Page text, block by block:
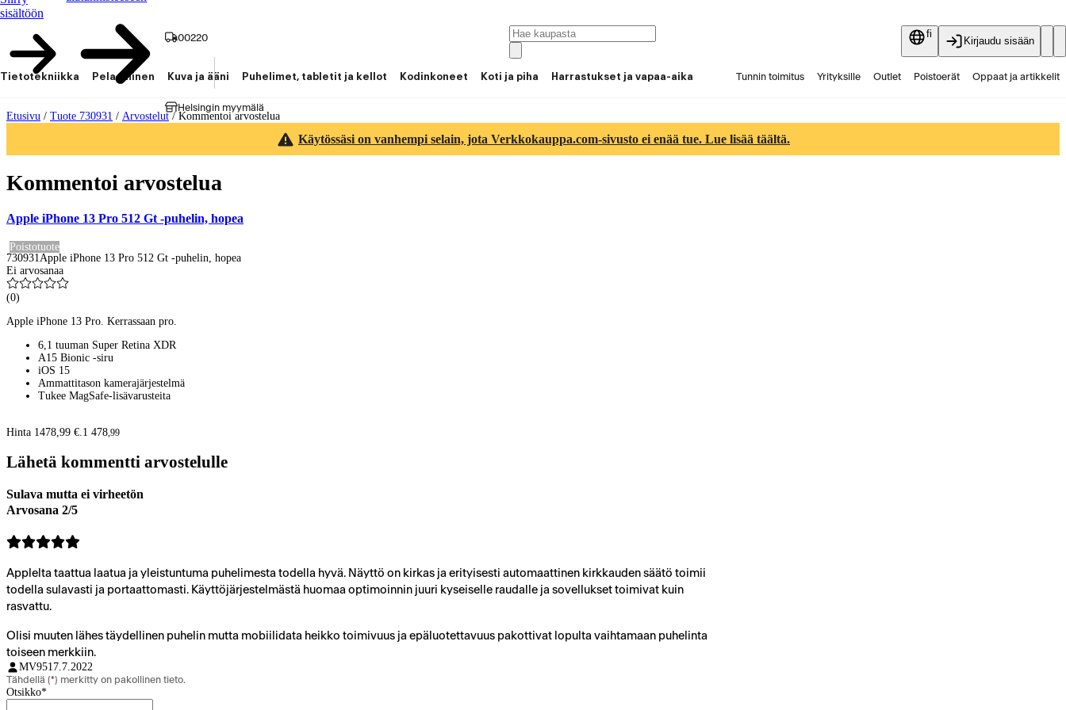
sisältöön
00220
Helsingin myymälä
fi
Kirjaudu sisään
Tietotekniikka Pelaaminen Kuva ja ääni Puhelimet, tabletit ja kellot Kodinkoneet Koti ja piha Harrastukset ja vapaa-aika Tunnin toimitus Yrityksille Outlet Poistoerät Oppaat ja artikkelit
Etusivu / Tuote 730931 / Arvostelut/ Kommentoi arvostelua
Käytössäsi on vanhempi selain, jota Verkkokauppa.com-sivusto ei enää tue. Lue lisää täältä.
Kommentoi arvostelua
Apple iPhone 13 Pro 512 Gt -puhelin, hopea
Poistotuote
730931Apple iPhone 13 Pro 512 Gt -puhelin, hopea
Ei arvosanaa
(0)
Apple iPhone 13 Pro. Kerrassaan pro.
6,1 tuuman Super Retina XDR
A15 Bionic -siru
iOS 15
Ammattitason kamerajärjestelmä
Tukee MagSafe-lisävarusteita
Hinta 1478,99 €.1 478,99
Lähetä kommentti arvostelulle
Sulava mutta ei virheetön
Arvosana 2/5
Applelta taattua laatua ja yleistuntuma puhelimesta todella hyvä. Näyttö on kirkas ja erityisesti automaattinen kirkkauden säätö toimii
todella sulavasti ja portaattomasti. Käyttöjärjestelmästä huomaa optimoinnin juuri kyseiselle raudalle ja sovellukset toimivat kuin
rasvattu.
Olisi muuten lähes täydellinen puhelin mutta mobiilidata heikko toimivuus ja epäluotettavuus pakottivat lopulta vaihtamaan puhelinta
toiseen merkkiin.
MV9517.7.2022
Tähdellä (*) merkitty on pakollinen tieto.
Otsikko*